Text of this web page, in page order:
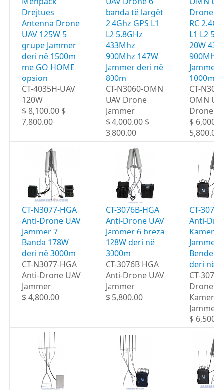
Drejtues
Antenna Drone
UAV 125W 5
grupe Jammer
deri në 1500m
me GO HOME
opsion
CT-4035H-UAV
120W
$ 8,100.00 $
7,800.00
banda të largët
2.4Ghz GPS L1
L2 5.8GHz
433Mhz
900Mhz 147W
Jammer deri në
800m
CT-N3060-OMN
UAV Drone
Jammer
$ 4,000.00 $
3,800.00
Drone 6
RC
L1 L2
20W
900Mhz
Jammer
1000m
CT-
OMN
Drone
$
5,800.00
CT-N3077-HGA
Anti-Drone UAV
Jammer 7
Banda 178W
deri në 3000m
CT-N3077-HGA
Anti-Drone UAV
Jammer
$ 4,800.00
CT-3076B-HGA
Anti-Drone UAV
Jammer 6 breza
128W deri në
3000m
CT-3076B HGA
Anti-Drone UAV
Jammer
$ 5,800.00
CT-
Anti-
Kamera
Jammer
Bende
deri në
CT-
Drone
Kamera
Jammer
$